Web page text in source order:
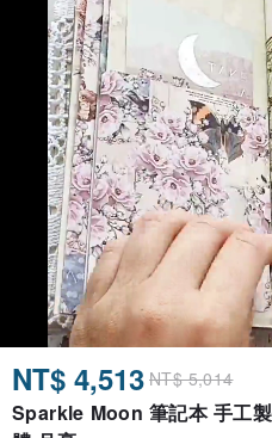
NT$ 4,513 NT$ 5,014
Sparkle Moon 筆記本 手工